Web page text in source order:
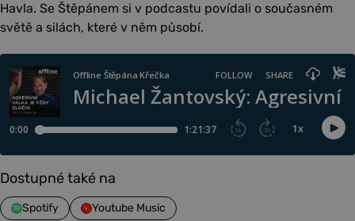
Havla. Se Štěpánem si v podcastu povídali o současném
světě a silách, které v něm působí.
Dostupné také na
Spotify Youtube Music